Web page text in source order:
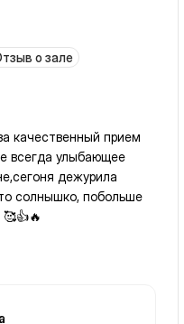
о зале
качественный прием
всегда улыбающее
дежурила
солнышко, побольше